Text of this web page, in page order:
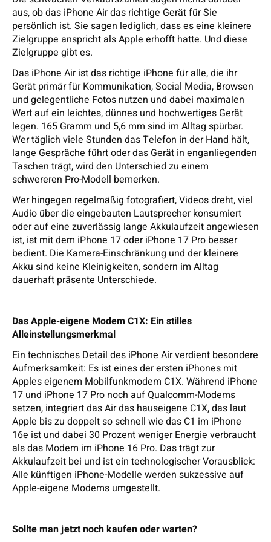
aus, ob das iPhone Air das richtige Gerät für Sie
persönlich ist. Sie sagen lediglich, dass es eine kleinere
Zielgruppe anspricht als Apple erhofft hatte. Und diese
Zielgruppe gibt es.
Das iPhone Air ist das richtige iPhone für alle, die ihr
Gerät primär für Kommunikation, Social Media, Browsen
und gelegentliche Fotos nutzen und dabei maximalen
Wert auf ein leichtes, dünnes und hochwertiges Gerät
legen. 165 Gramm und 5,6 mm sind im Alltag spürbar.
Wer täglich viele Stunden das Telefon in der Hand hält,
lange Gespräche führt oder das Gerät in enganliegenden
Taschen trägt, wird den Unterschied zu einem
schwereren Pro-Modell bemerken.
Wer hingegen regelmäßig fotografiert, Videos dreht, viel
Audio über die eingebauten Lautsprecher konsumiert
oder auf eine zuverlässig lange Akkulaufzeit angewiesen
ist, ist mit dem iPhone 17 oder iPhone 17 Pro besser
bedient. Die Kamera-Einschränkung und der kleinere
Akku sind keine Kleinigkeiten, sondern im Alltag
dauerhaft präsente Unterschiede.
Das Apple-eigene Modem C1X: Ein stilles
Alleinstellungsmerkmal
Ein technisches Detail des iPhone Air verdient besondere
Aufmerksamkeit: Es ist eines der ersten iPhones mit
Apples eigenem Mobilfunkmodem C1X. Während iPhone
17 und iPhone 17 Pro noch auf Qualcomm-Modems
setzen, integriert das Air das hauseigene C1X, das laut
Apple bis zu doppelt so schnell wie das C1 im iPhone
16e ist und dabei 30 Prozent weniger Energie verbraucht
als das Modem im iPhone 16 Pro. Das trägt zur
Akkulaufzeit bei und ist ein technologischer Vorausblick:
Alle künftigen iPhone-Modelle werden sukzessive auf
Apple-eigene Modems umgestellt.
Sollte man jetzt noch kaufen oder warten?